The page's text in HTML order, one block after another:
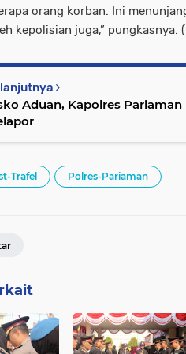
orang korban. Ini
kepolisian juga,” pungkasnya.
Aduan, Kapolres
Trafel Polres-Pariaman